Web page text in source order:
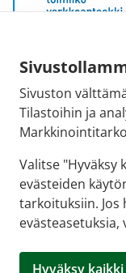
Sivuston
Tilastoihin ja
Valitse "Hyväksy
evästeiden
tarkoituksiin.
evästeasetuksia,
Hyväksy kaikki
Sähköpostiosoite:
kirjaamo@fimea.fi
Fimean vaihde:
029 522 3341